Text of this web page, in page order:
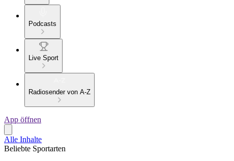
Podcasts
Live Sport
Radiosender von A-Z
App öffnen
Alle Inhalte
Beliebte Sportarten